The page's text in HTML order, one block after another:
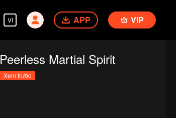
VI APP VIP
Peerless Martial Spirit
Xem trước